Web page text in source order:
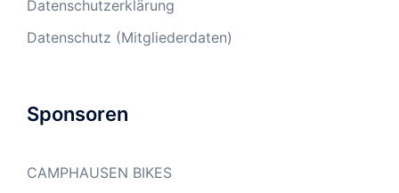
Datenschutzerklärung
Datenschutz (Mitgliederdaten)
Sponsoren
CAMPHAUSEN BIKES